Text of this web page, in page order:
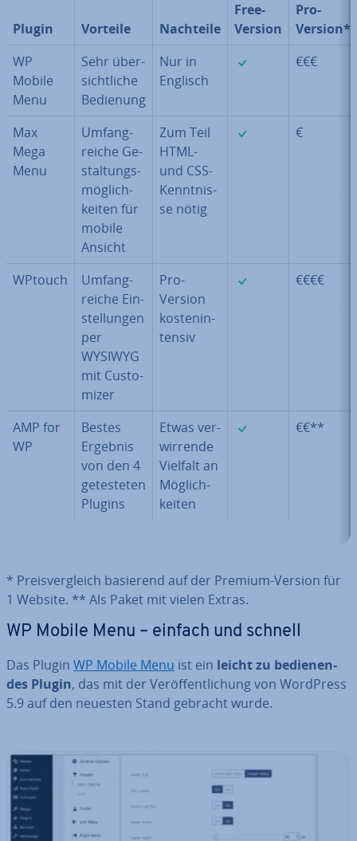
Plugin Vorteile Nachteile
Free-
Version
Pro-
Version*
WP
Mobile
Menu
Sehr über­
sicht­li­che
Bedienung
Nur in
Englisch
€€€
Max
Mega
Menu
Um­fang­
rei­che Ge­
stal­tungs­
mög­lich­
kei­ten für
mobile
Ansicht
Zum Teil
HTML-
und CSS-
Kennt­nis­
se nötig
€
WPtouch
Um­fang­
rei­che Ein­
stel­lun­gen
per
WYSIWYG
mit Cus­to­
mi­zer
Pro-
Version
kos­ten­in­
ten­siv
€€€€
AMP for
WP
Bestes
Ergebnis
von den 4
ge­tes­te­ten
Plugins
Etwas ver­
wir­ren­de
Vielfalt an
Mög­lich­
kei­ten
€€**
* Preis­ver­gleich basierend auf der Premium-Version für
1 Website. ** Als Paket mit vielen Extras.
WP Mobile Menu – einfach und schnell
Das Plugin WP Mobile Menu ist ein leicht zu be­die­nen­
des Plugin, das mit der Ver­öf­fent­li­chung von WordPress
5.9 auf den neuesten Stand gebracht wurde.